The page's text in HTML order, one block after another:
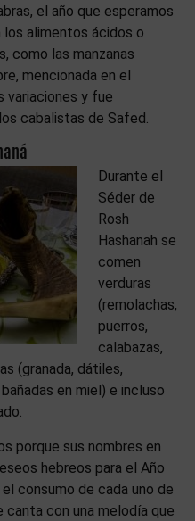
el año que esperamos
alimentos ácidos o
como las manzanas
mencionada en el
variaciones y fue
cabalistas de Safed.
Durante el
Séder de
Rosh
Hashanah se
comen
verduras
(remolachas,
puerros,
calabazas,
(granada, dátiles,
en miel) e incluso
porque sus nombres en
hebreos para el Año
consumo de cada uno de
con una melodía que